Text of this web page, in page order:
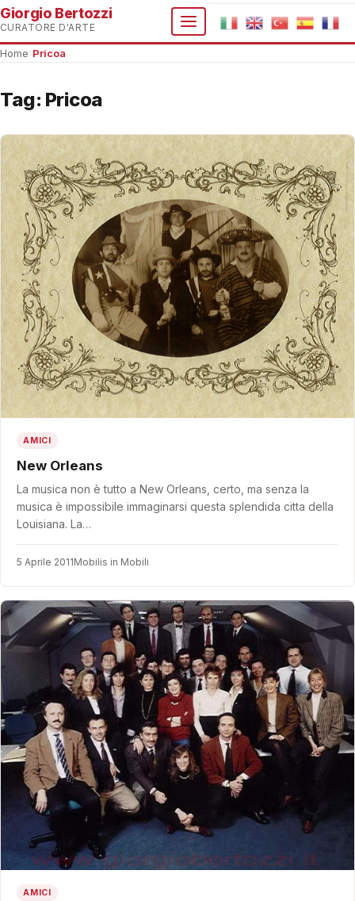
Giorgio Bertozzi
CURATORE D'ARTE
Home Pricoa
Tag: Pricoa
AMICI
New Orleans
La musica non è tutto a New Orleans, certo, ma senza la
musica è impossibile immaginarsi questa splendida citta della
Louisiana. La…
5 Aprile 2011Mobilis in Mobili
AMICI